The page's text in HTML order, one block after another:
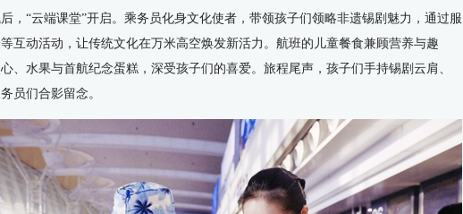
，“云端课堂”开启。乘务员化身文化使者，带领孩子们领略非遗锡剧魅力，通过服
互动活动，让传统文化在万米高空焕发新活力。航班的儿童餐食兼顾营养与趣
、水果与首航纪念蛋糕，深受孩子们的喜爱。旅程尾声，孩子们手持锡剧云肩、
员们合影留念。